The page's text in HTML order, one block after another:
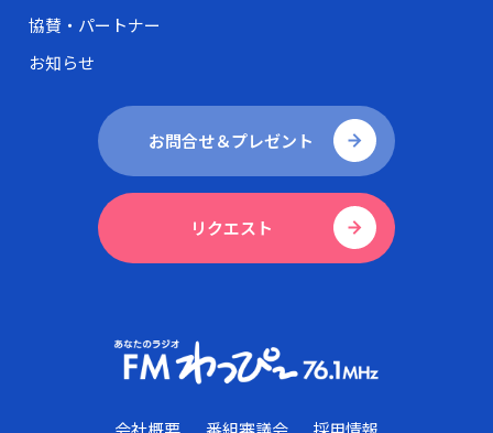
協賛・パートナー
お知らせ
お問合せ＆プレゼント
リクエスト